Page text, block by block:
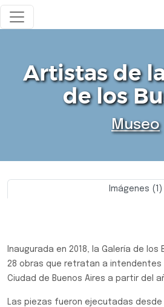
Artistas de
de los
Museo
Imágenes (1)
Inaugurada en 2018, la Galería de
28 obras que retratan a
Ciudad de Buenos Aires a partir del
Las piezas fueron ejecutadas desde